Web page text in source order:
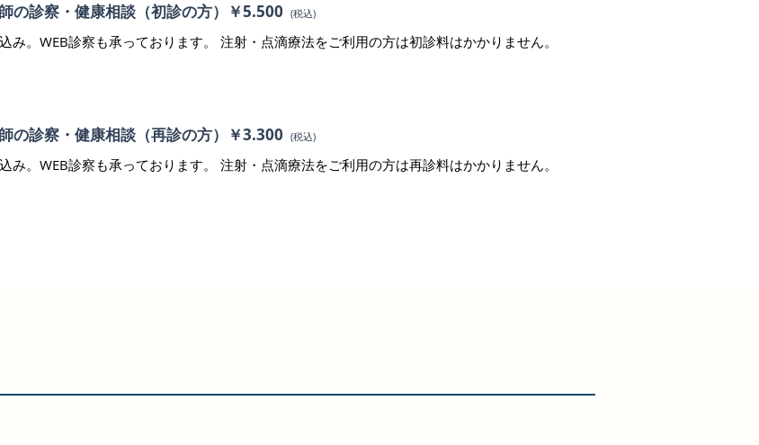
の診察・健康相談（初診の方）￥5.500 (税込)
み。WEB診察も承っております。 注射・点滴療法をご利用の方は初診料はかかりません。
の診察・健康相談（再診の方）￥3.300 (税込)
み。WEB診察も承っております。 注射・点滴療法をご利用の方は再診料はかかりません。